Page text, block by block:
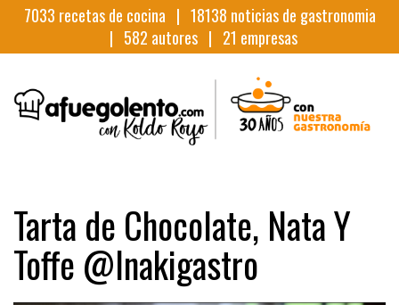
7033 recetas de cocina | 18138 noticias de gastronomia
| 582 autores | 21 empresas
Tarta de Chocolate, Nata Y
Toffe @Inakigastro